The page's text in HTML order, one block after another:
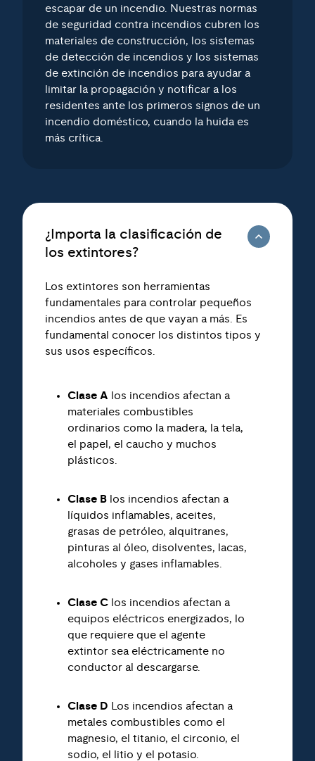
escapar de un incendio. Nuestras normas
de seguridad contra incendios cubren los
materiales de construcción, los sistemas
de detección de incendios y los sistemas
de extinción de incendios para ayudar a
limitar la propagación y notificar a los
residentes ante los primeros signos de un
incendio doméstico, cuando la huida es
más crítica.
¿Importa la clasificación de
los extintores?
Los extintores son herramientas
fundamentales para controlar pequeños
incendios antes de que vayan a más. Es
fundamental conocer los distintos tipos y
sus usos específicos.
Clase A los incendios afectan a
materiales combustibles
ordinarios como la madera, la tela,
el papel, el caucho y muchos
plásticos.
Clase B los incendios afectan a
líquidos inflamables, aceites,
grasas de petróleo, alquitranes,
pinturas al óleo, disolventes, lacas,
alcoholes y gases inflamables.
Clase C los incendios afectan a
equipos eléctricos energizados, lo
que requiere que el agente
extintor sea eléctricamente no
conductor al descargarse.
Clase D Los incendios afectan a
metales combustibles como el
magnesio, el titanio, el circonio, el
sodio, el litio y el potasio.